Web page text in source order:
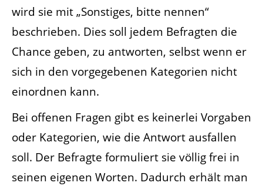
wird sie mit „Sonstiges, bitte nennen“
beschrieben. Dies soll jedem Befragten die
Chance geben, zu antworten, selbst wenn er
sich in den vorgegebenen Kategorien nicht
einordnen kann.
Bei offenen Fragen gibt es keinerlei Vorgaben
oder Kategorien, wie die Antwort ausfallen
soll. Der Befragte formuliert sie völlig frei in
seinen eigenen Worten. Dadurch erhält man